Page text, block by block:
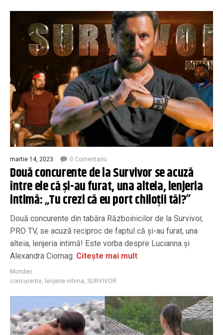
martie 14, 2023 0 Comentariu
Două concurente de la Survivor se acuză
între ele că și-au furat, una alteia, lenjeria
intimă: „Tu crezi că eu port chiloții tăi?”
Două concurente din tabăra Războinicilor de la Survivor,
PRO TV, se acuză reciproc de faptul că și-au furat, una
alteia, lenjeria intimă! Este vorba despre Lucianna și
Alexandra Ciomag. Citește mai mult
Monden
concurente, lenjerie intima, SURVIVOR